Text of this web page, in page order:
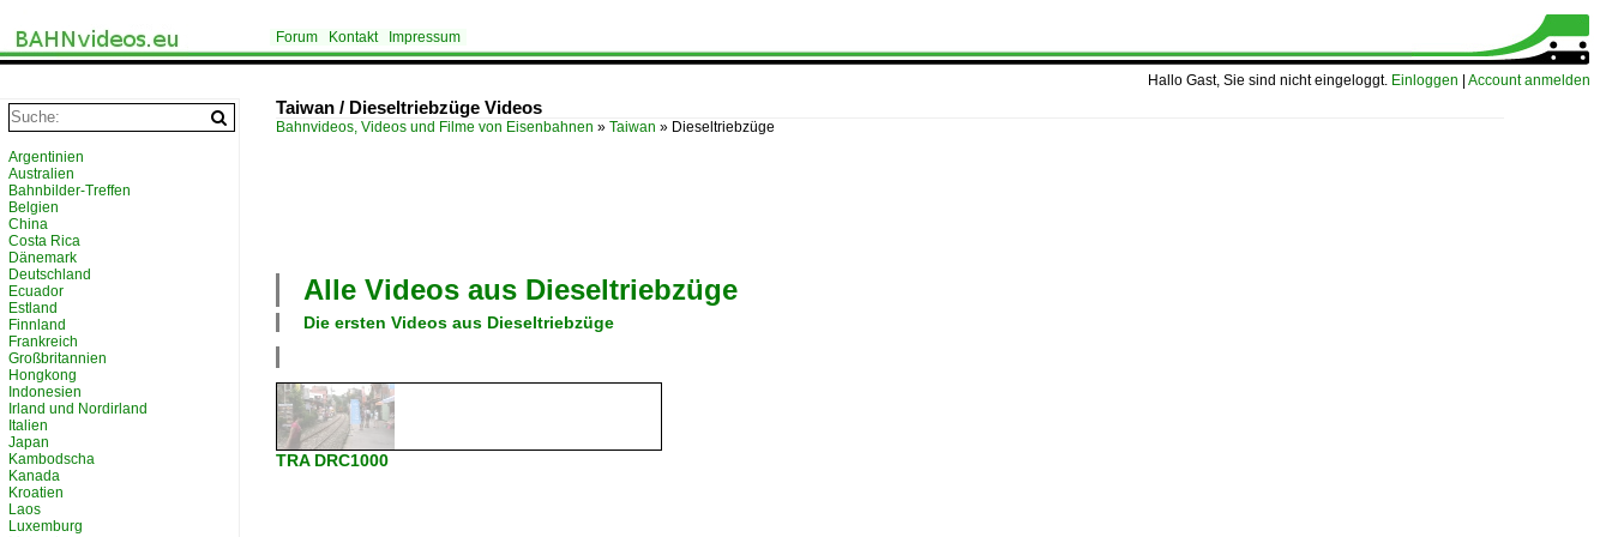
Hallo Gast, Sie sind nicht eingeloggt. Einloggen Account anmelden
Forum Kontakt Impressum
Taiwan / Dieseltriebzüge Videos
Bahnvideos, Videos und Filme von Eisenbahnen » Taiwan » Dieseltriebzüge
Alle Videos aus Dieseltriebzüge
Die ersten Videos aus Dieseltriebzüge
TRA DRC1000
Argentinien
Australien
Bahnbilder-Treffen
Belgien
China
Costa Rica
Dänemark
Deutschland
Ecuador
Estland
Finnland
Frankreich
Großbritannien
Hongkong
Indonesien
Irland und Nordirland
Italien
Japan
Kambodscha
Kanada
Kroatien
Laos
Luxemburg